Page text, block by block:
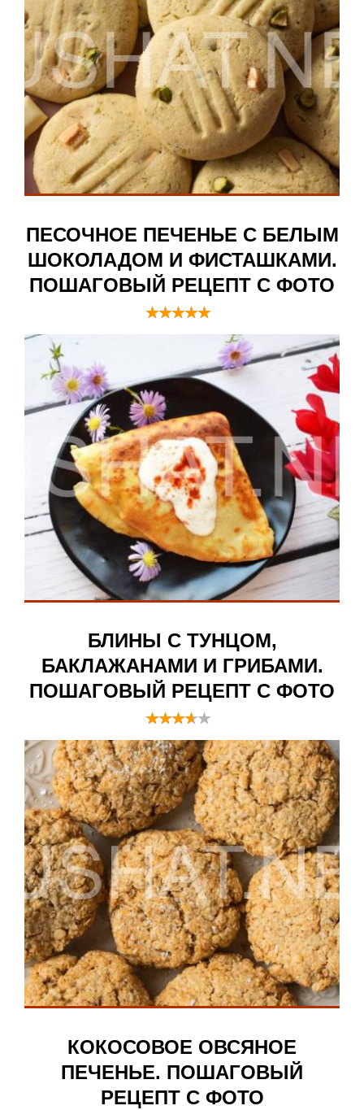
ПЕСОЧНОЕ ПЕЧЕНЬЕ С БЕЛЫМ
ШОКОЛАДОМ И ФИСТАШКАМИ.
ПОШАГОВЫЙ РЕЦЕПТ С ФОТО
БЛИНЫ С ТУНЦОМ,
БАКЛАЖАНАМИ И ГРИБАМИ.
ПОШАГОВЫЙ РЕЦЕПТ С ФОТО
КОКОСОВОЕ ОВСЯНОЕ
ПЕЧЕНЬЕ. ПОШАГОВЫЙ
РЕЦЕПТ С ФОТО